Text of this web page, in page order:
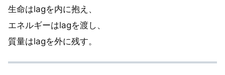
生命はlagを内に抱え、
エネルギーはlagを渡し、
質量はlagを外に残す。